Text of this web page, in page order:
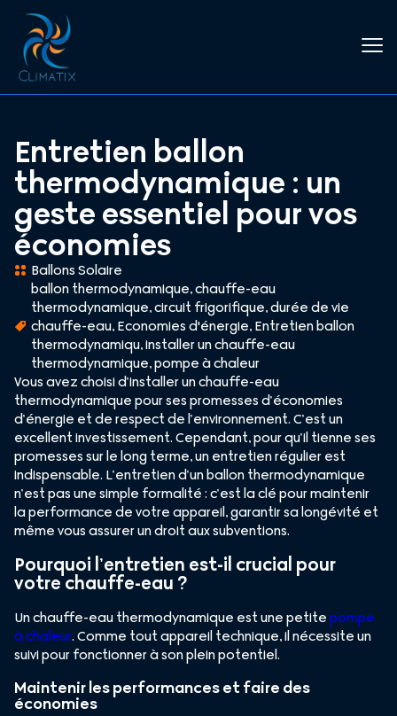
Entretien ballon
thermodynamique : un
geste essentiel pour vos
économies
Ballons Solaire
ballon thermodynamique,chauffe-eau
thermodynamique,circuit frigorifique,durée de vie
chauffe-eau,Economies d'énergie,Entretien ballon
thermodynamiqu,installer un chauffe-eau
thermodynamique,pompe à chaleur
Vous avez choisi d’installer un chauffe-eau
thermodynamique pour ses promesses d’économies
d’énergie et de respect de l’environnement. C’est un
excellent investissement. Cependant, pour qu’il tienne ses
promesses sur le long terme, un entretien régulier est
indispensable. L’entretien d’un ballon thermodynamique
n’est pas une simple formalité : c’est la clé pour maintenir
la performance de votre appareil, garantir sa longévité et
même vous assurer un droit aux subventions.
Pourquoi l’entretien est-il crucial pour
votre chauffe-eau ?
Un chauffe-eau thermodynamique est une petitepompe
à chaleur. Comme tout appareil technique, il nécessite un
suivi pour fonctionner à son plein potentiel.
Maintenir les performances et faire des
économies